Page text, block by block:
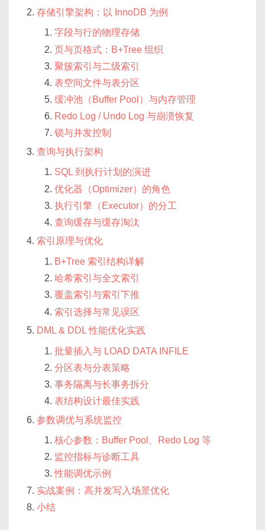
存储引擎架构：以 InnoDB 为例
字段与行的物理存储
页与页格式：B+Tree 组织
聚簇索引与二级索引
表空间文件与表分区
缓冲池（Buffer Pool）与内存管理
Redo Log / Undo Log 与崩溃恢复
锁与并发控制
查询与执行架构
SQL 到执行计划的演进
优化器（Optimizer）的角色
执行引擎（Executor）的分工
查询缓存与缓存淘汰
索引原理与优化
B+Tree 索引结构详解
哈希索引与全文索引
覆盖索引与索引下推
索引选择与常见误区
DML & DDL 性能优化实践
批量插入与 LOAD DATA INFILE
分区表与分表策略
事务隔离与长事务拆分
表结构设计最佳实践
参数调优与系统监控
核心参数：Buffer Pool、Redo Log 等
监控指标与诊断工具
性能调优示例
实战案例：高并发写入场景优化
小结